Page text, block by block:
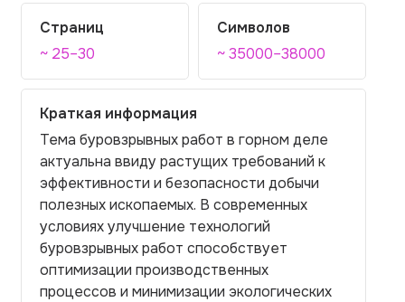
Страниц
~ 25–30
Символов
~ 35000–38000
Краткая информация
Тема буровзрывных работ в горном деле
актуальна ввиду растущих требований к
эффективности и безопасности добычи
полезных ископаемых. В современных
условиях улучшение технологий
буровзрывных работ способствует
оптимизации производственных
процессов и минимизации экологических